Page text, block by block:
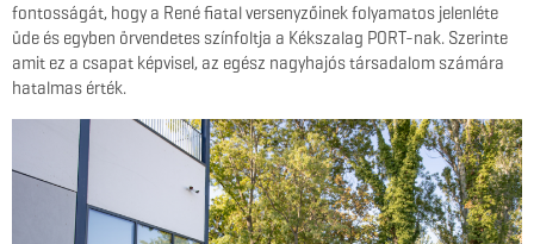
fontosságát, hogy a René fiatal versenyzőinek folyamatos jelenléte
üde és egyben örvendetes színfoltja a Kékszalag PORT-nak. Szerinte
amit ez a csapat képvisel, az egész nagyhajós társadalom számára
hatalmas érték.